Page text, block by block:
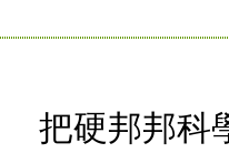
硬邦邦科學